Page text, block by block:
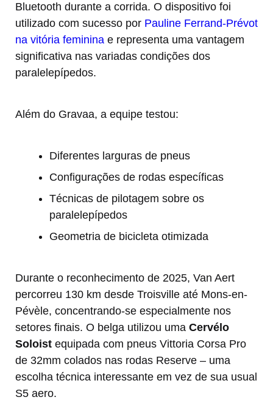
Bluetooth durante a corrida. O dispositivo foi
utilizado com sucesso por Pauline Ferrand-Prévot
na vitória feminina e representa uma vantagem
significativa nas variadas condições dos
paralelepípedos.
Além do Gravaa, a equipe testou:
Diferentes larguras de pneus
Configurações de rodas específicas
Técnicas de pilotagem sobre os
paralelepípedos
Geometria de bicicleta otimizada
Durante o reconhecimento de 2025, Van Aert
percorreu 130 km desde Troisville até Mons-en-
Pévèle, concentrando-se especialmente nos
setores finais. O belga utilizou uma Cervélo
Soloist equipada com pneus Vittoria Corsa Pro
de 32mm colados nas rodas Reserve – uma
escolha técnica interessante em vez de sua usual
S5 aero.